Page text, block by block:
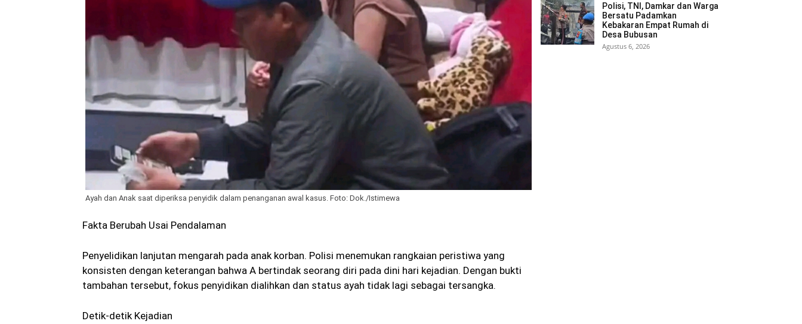
Ayah dan Anak saat diperiksa penyidik dalam penanganan awal kasus. Foto: Dok./Istimewa
Fakta Berubah Usai Pendalaman
Penyelidikan lanjutan mengarah pada anak korban. Polisi menemukan rangkaian peristiwa yang
konsisten dengan keterangan bahwa A bertindak seorang diri pada dini hari kejadian. Dengan bukti
tambahan tersebut, fokus penyidikan dialihkan dan status ayah tidak lagi sebagai tersangka.
Detik-detik Kejadian
Polisi, TNI, Damkar dan Warga
Bersatu Padamkan
Kebakaran Empat Rumah di
Desa Bubusan
Agustus 6, 2026